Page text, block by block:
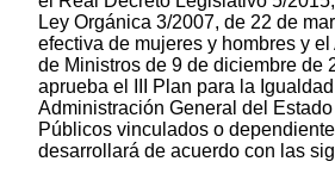
Ley Orgánica 3/2007, de 22 de
efectiva de mujeres y hombres y
de Ministros de 9 de diciembre de
aprueba el III Plan para la
Administración General del
Públicos vinculados o
desarrollará de acuerdo con las